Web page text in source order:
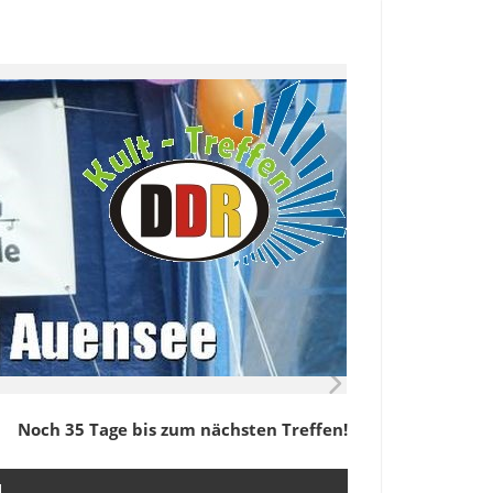
Noch 35 Tage bis zum nächsten Treffen!